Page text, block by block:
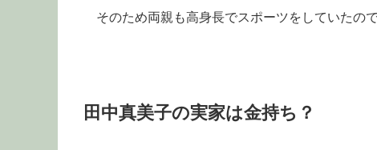
そのため両親も高身長でスポーツをしていたの
田中真美子の実家は金持ち？